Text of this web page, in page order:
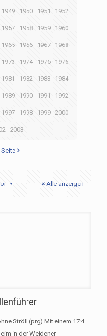
1949 1950 1951 1952
1957 1958 1959 1960
1965 1966 1967 1968
1973 1974 1975 1976
1981 1982 1983 1984
1989 1990 1991 1992
1997 1998 1999 2000
2003
Alle anzeigen
Ströll (prg) Mit einem 17:4
in der Weidener